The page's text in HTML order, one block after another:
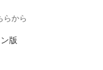
らから
版